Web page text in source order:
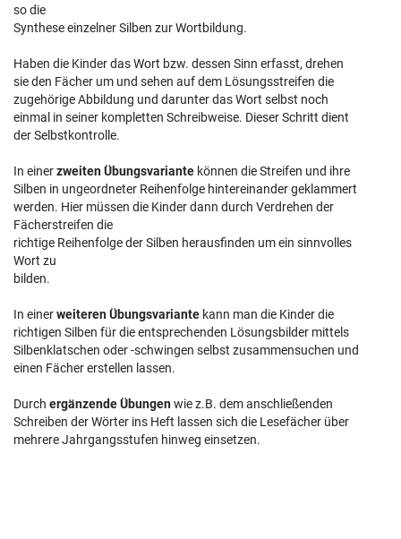
so die
Synthese einzelner Silben zur Wortbildung.
Haben die Kinder das Wort bzw. dessen Sinn erfasst, drehen
sie den Fächer um und sehen auf dem Lösungsstreifen die
zugehörige Abbildung und darunter das Wort selbst noch
einmal in seiner kompletten Schreibweise. Dieser Schritt dient
der Selbstkontrolle.
In einerzweiten Übungsvariante können die Streifen und ihre
Silben in ungeordneter Reihenfolge hintereinander geklammert
werden. Hier müssen die Kinder dann durch Verdrehen der
Fächerstreifen die
richtige Reihenfolge der Silben herausfinden um ein sinnvolles
Wort zu
bilden.
In einerweiteren Übungsvariante kann man die Kinder die
richtigen Silben für die entsprechenden Lösungsbilder mittels
Silbenklatschen oder -schwingen selbst zusammensuchen und
einen Fächer erstellen lassen.
Durch ergänzende Übungenwie z.B. dem anschließenden
Schreiben der Wörter ins Heft lassen sich die Lesefächer über
mehrere Jahrgangsstufen hinweg einsetzen.